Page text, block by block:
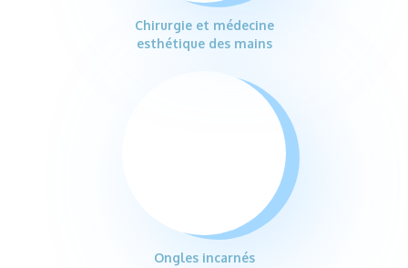
Chirurgie et médecine
esthétique des mains
Ongles incarnés